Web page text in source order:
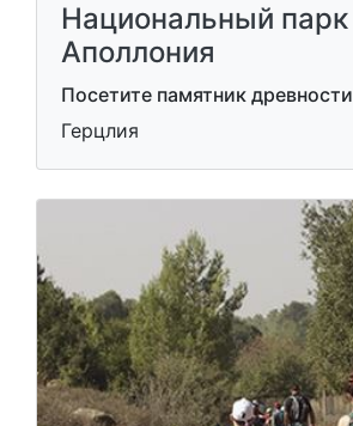
Национальный парк
Аполлония
Посетите памятник древности
Герцлия